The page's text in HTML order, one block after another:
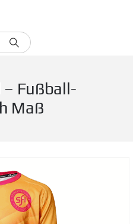
Fußball-
Maß